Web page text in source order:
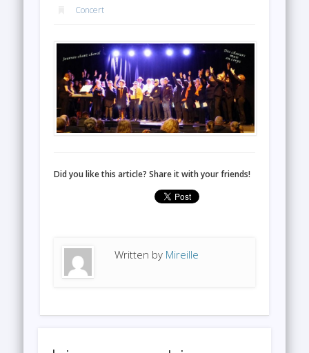
Concert
Did you like this article? Share it with your friends!
Written by Mireille